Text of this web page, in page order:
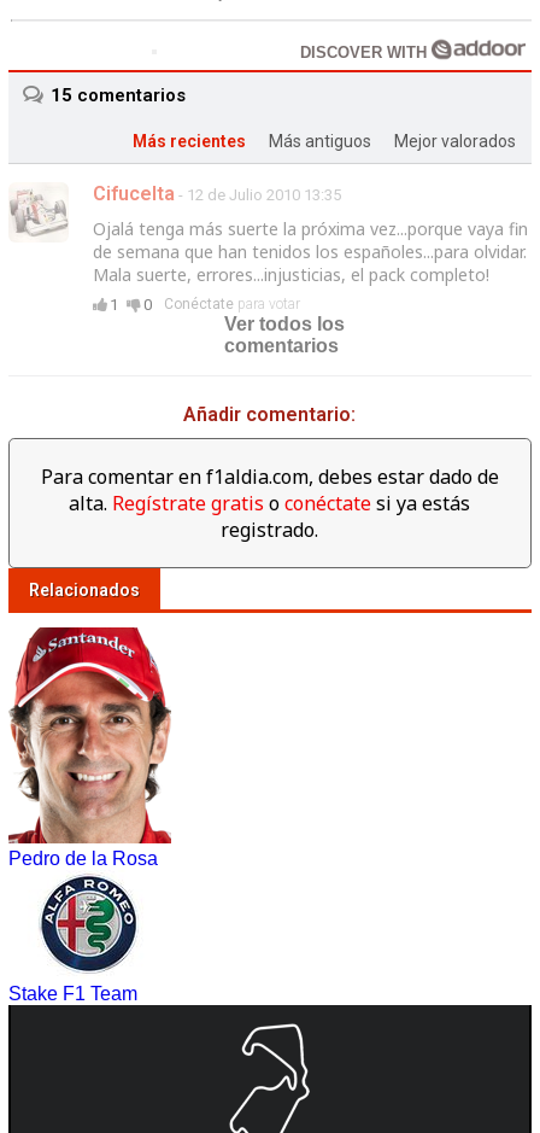
DISCOVER WITH
15 comentarios
Más recientes Más antiguos Mejor valorados
Cifucelta - 12 de Julio 2010 13:35
Ojalá tenga más suerte la próxima vez...porque vaya fin
de semana que han tenidos los españoles...para olvidar.
Mala suerte, errores...injusticias, el pack completo!
1 0 Conéctatepara votar
Ver todos los
comentarios
Añadir comentario:
Para comentar en f1aldia.com, debes estar dado de
alta. Regístrate gratis oconéctatesi ya estás
registrado.
Relacionados
Pedro de la Rosa
Stake F1 Team